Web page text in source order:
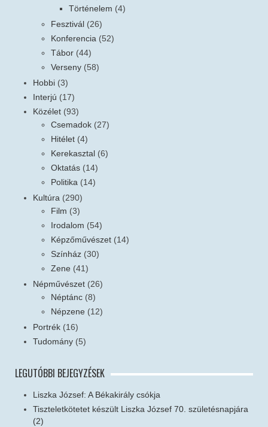
Történelem (4)
Fesztivál (26)
Konferencia (52)
Tábor (44)
Verseny (58)
Hobbi (3)
Interjú (17)
Közélet (93)
Csemadok (27)
Hitélet (4)
Kerekasztal (6)
Oktatás (14)
Politika (14)
Kultúra (290)
Film (3)
Irodalom (54)
Képzőművészet (14)
Színház (30)
Zene (41)
Népművészet (26)
Néptánc (8)
Népzene (12)
Portrék (16)
Tudomány (5)
LEGUTÓBBI BEJEGYZÉSEK
Liszka József: A Békakirály csókja
Tiszteletkötetet készült Liszka József 70. születésnapjára
(2)